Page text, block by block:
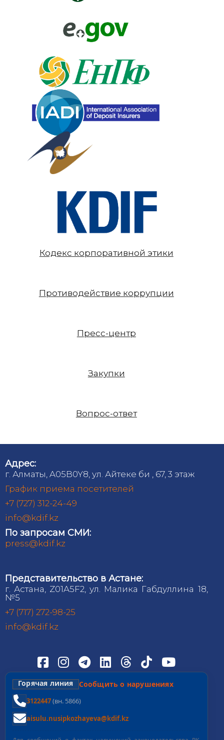
Кодекс корпоративной этики
Противодействие коррупции
Пресс-центр
Закупки
Вопрос-ответ
Адрес:
г. Алматы, A05B0Y8, ул. Айтеке би , 67, 3 этаж
График приема посетителей
+7 (727) 312-24-49
info@kdif.kz
По запросам СМИ:
press@kdif.kz
Представительство в Астане:
г. Астана, Z01A5F2, ул. Малика Габдуллина 18,
№5
+7 (717) 272-98-25
info@kdif.kz
Горячая линия Сообщить о нарушениях
3122447(вн. 5866)
aisulu.nusipkozhayeva@kdif.kz